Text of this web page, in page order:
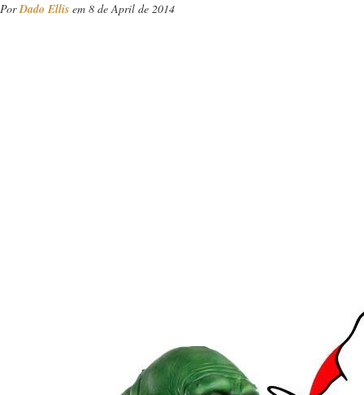
PorDado Ellis em 8 de April de 2014